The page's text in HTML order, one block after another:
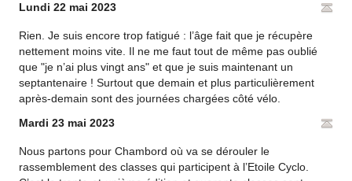
Lundi 22 mai 2023
Rien. Je suis encore trop fatigué : l’âge fait que je récupère
nettement moins vite. Il ne me faut tout de même pas oublié
que "je n’ai plus vingt ans" et que je suis maintenant un
septantenaire ! Surtout que demain et plus particulièrement
après-demain sont des journées chargées côté vélo.
Mardi 23 mai 2023
Nous partons pour Chambord où va se dérouler le
rassemblement des classes qui participent à l’Etoile Cyclo.